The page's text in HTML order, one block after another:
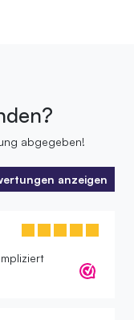
abgegeben!
anzeigen
anzeigen